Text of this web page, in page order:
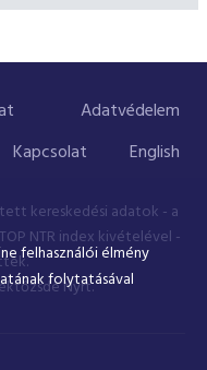
Adatvédelem
Kapcsolat English
kereskedési adatok - a
NTR index kivételével -
Nyrt.
felhasználói élmény
folytatásával